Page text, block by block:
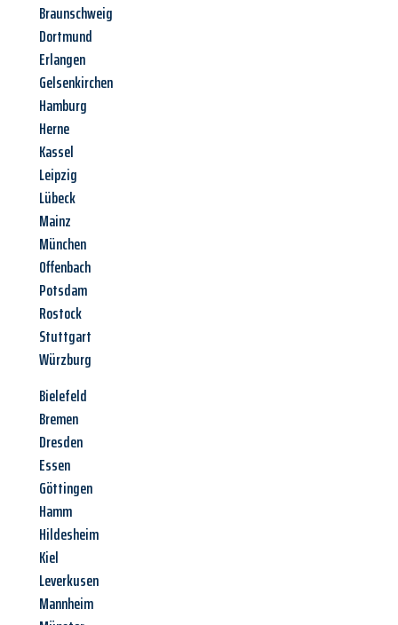
Braunschweig
Dortmund
Erlangen
Gelsenkirchen
Hamburg
Herne
Kassel
Leipzig
Lübeck
Mainz
München
Offenbach
Potsdam
Rostock
Stuttgart
Würzburg
Bielefeld
Bremen
Dresden
Essen
Göttingen
Hamm
Hildesheim
Kiel
Leverkusen
Mannheim